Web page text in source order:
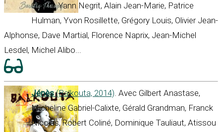
Castry, Yann Negrit, Alain Jean-Marie, Patrice
Hulman, Yvon Rosillette, Grégory Louis, Olivier Jean-
Alphonse, Dave Martial, Florence Naprix, Jean-Michel
Lesdel, Michel Alibo...
Jénès(Balkouta, 2014). Avec Gilbert Anastase,
Micheline Gabriel-Calixte, Gérald Grandman, Franck
Nicolas, Robert Coliné, Dominique Tauliaut, Atissou